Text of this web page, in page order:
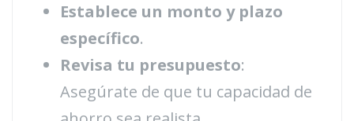
Establece un monto y plazo
específico.
Revisa tu presupuesto:
Asegúrate de que tu capacidad de